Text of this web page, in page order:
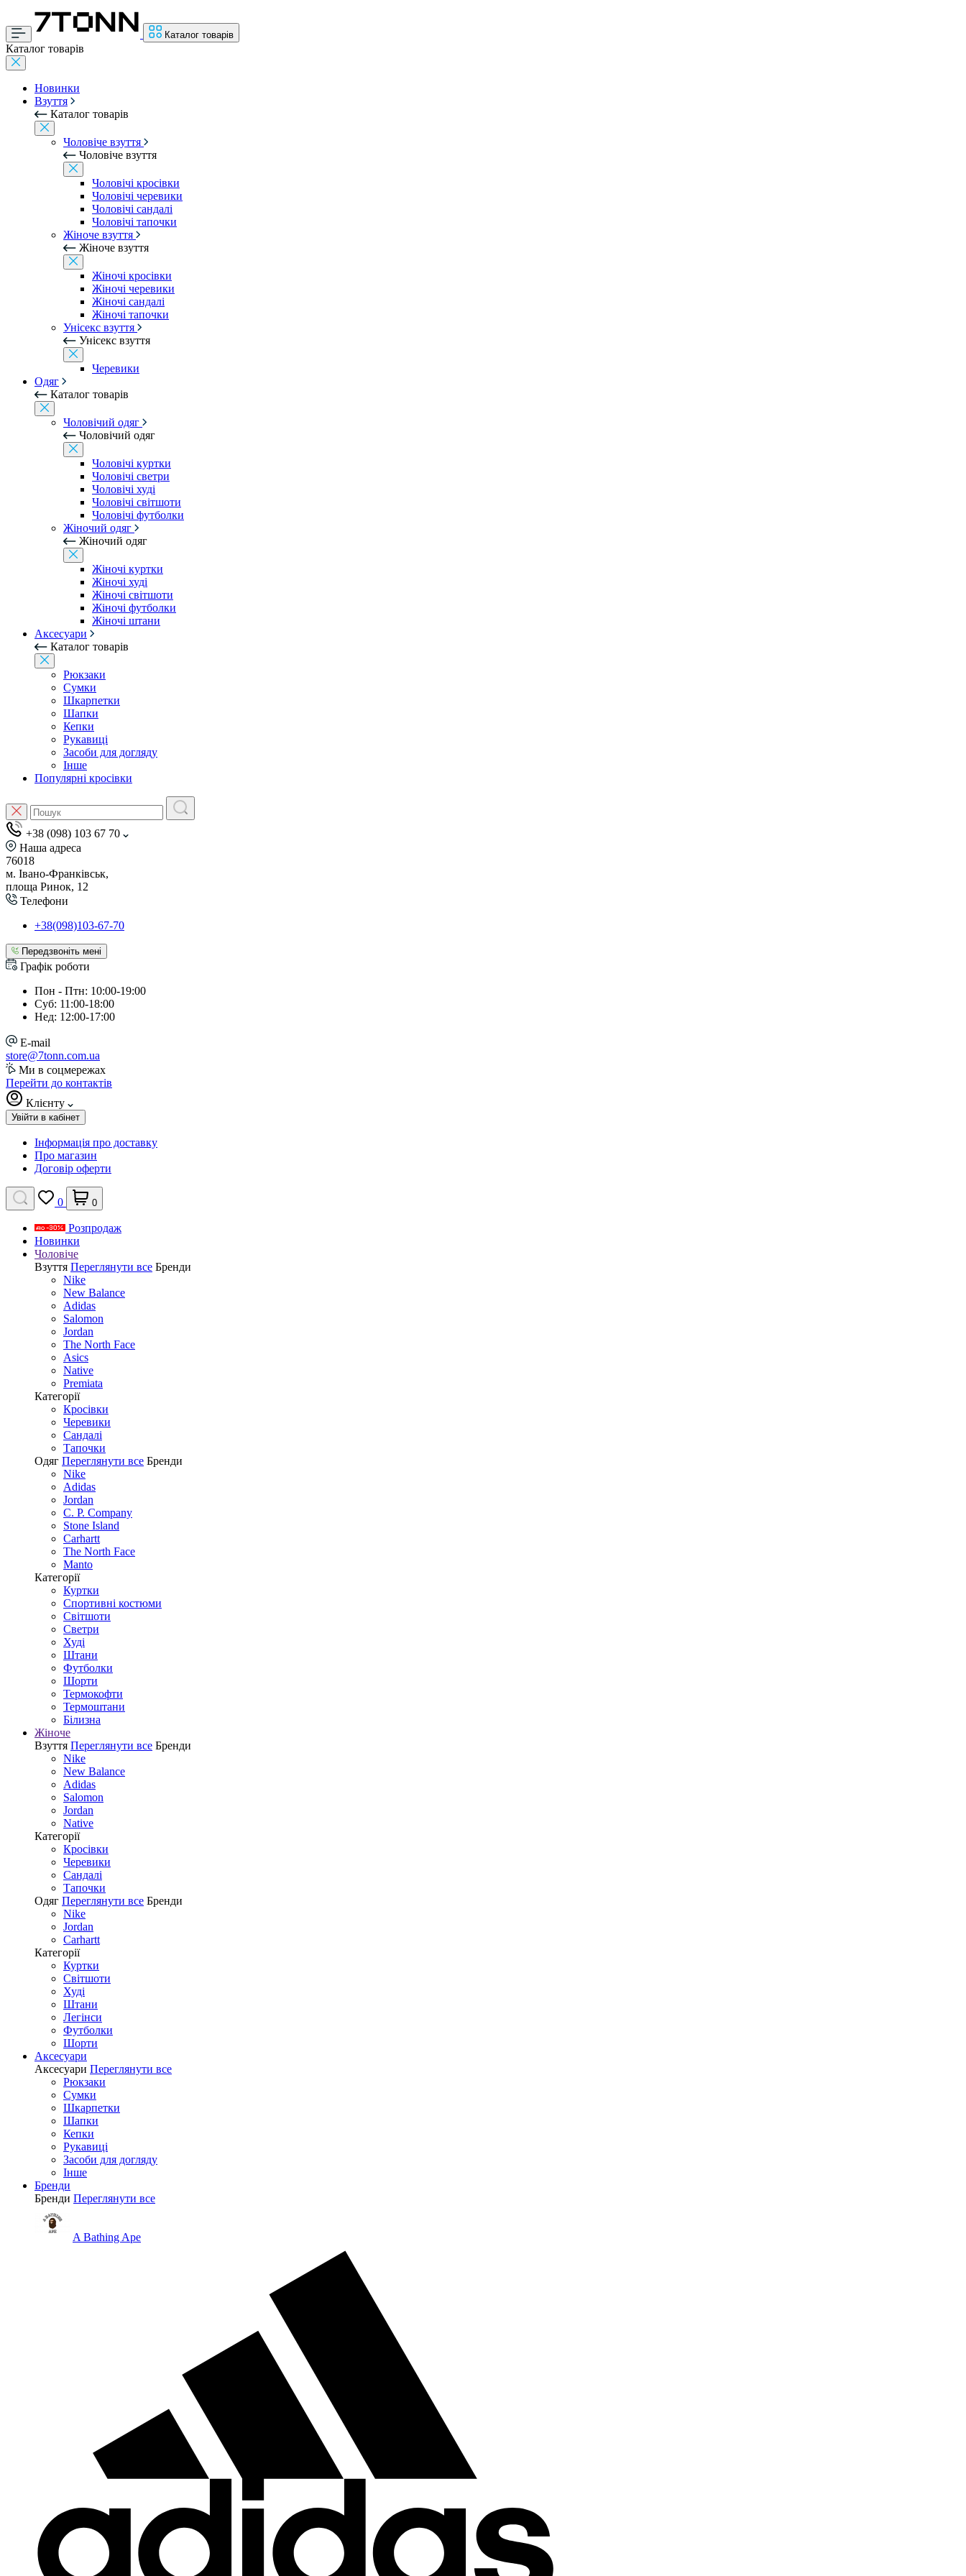
Каталог товарів
Каталог товарів
Новинки
Взуття
Каталог товарів
Чоловіче взуття
Чоловіче взуття
Чоловічі кросівки
Чоловічі черевики
Чоловічі сандалі
Чоловічі тапочки
Жіноче взуття
Жіноче взуття
Жіночі кросівки
Жіночі черевики
Жіночі сандалі
Жіночі тапочки
Унісекс взуття
Унісекс взуття
Черевики
Одяг
Каталог товарів
Чоловічий одяг
Чоловічий одяг
Чоловічі куртки
Чоловічі светри
Чоловічі худі
Чоловічі світшоти
Чоловічі футболки
Жіночий одяг
Жіночий одяг
Жіночі куртки
Жіночі худі
Жіночі світшоти
Жіночі футболки
Жіночі штани
Аксесуари
Каталог товарів
Рюкзаки
Сумки
Шкарпетки
Шапки
Кепки
Рукавиці
Засоби для догляду
Інше
Популярні кросівки
+38 (098) 103 67 70
Наша адреса
76018
м. Івано-Франківськ,
площа Ринок, 12
Телефони
+38(098)103-67-70
Передзвоніть мені
Графік роботи
Пон - Птн: 10:00-19:00
Суб: 11:00-18:00
Нед: 12:00-17:00
E-mail
store@7tonn.com.ua
Ми в соцмережах
Перейти до контактів
Клієнту
Увійти в кабінет
Інформація про доставку
Про магазин
Договір оферти
0 0
Розпродаж
Новинки
Чоловіче
Взуття Переглянути все Бренди
Nike
New Balance
Adidas
Salomon
Jordan
The North Face
Asics
Native
Premiata
Категорії
Кросівки
Черевики
Сандалі
Tапочки
Одяг Переглянути все Бренди
Nike
Adidas
Jordan
C. P. Company
Stone Island
Carhartt
The North Face
Manto
Категорії
Куртки
Спортивні костюми
Світшоти
Светри
Худі
Штани
Футболки
Шорти
Термокофти
Термоштани
Білизна
Жіноче
Взуття Переглянути все Бренди
Nike
New Balance
Adidas
Salomon
Jordan
Native
Категорії
Кросівки
Черевики
Сандалі
Tапочки
Одяг Переглянути все Бренди
Nike
Jordan
Carhartt
Категорії
Куртки
Світшоти
Худі
Штани
Легінси
Футболки
Шорти
Аксесуари
Аксесуари Переглянути все
Рюкзаки
Сумки
Шкарпетки
Шапки
Кепки
Рукавиці
Засоби для догляду
Інше
Бренди
Бренди Переглянути все
A Bathing Ape